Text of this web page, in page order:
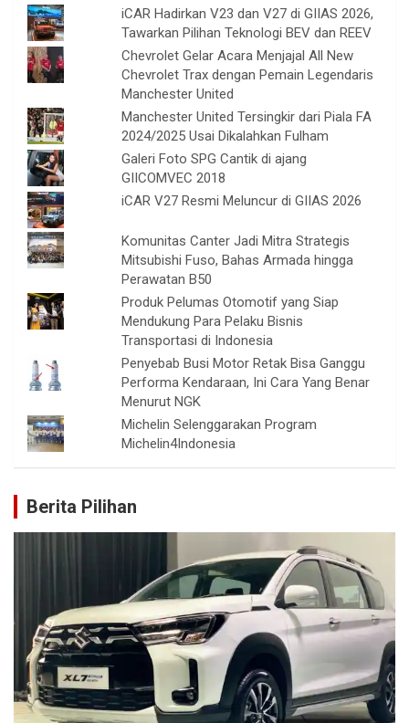
iCAR Hadirkan V23 dan V27 di GIIAS 2026,
Tawarkan Pilihan Teknologi BEV dan REEV
Chevrolet Gelar Acara Menjajal All New
Chevrolet Trax dengan Pemain Legendaris
Manchester United
Manchester United Tersingkir dari Piala FA
2024/2025 Usai Dikalahkan Fulham
Galeri Foto SPG Cantik di ajang
GIICOMVEC 2018
iCAR V27 Resmi Meluncur di GIIAS 2026
Komunitas Canter Jadi Mitra Strategis
Mitsubishi Fuso, Bahas Armada hingga
Perawatan B50
Produk Pelumas Otomotif yang Siap
Mendukung Para Pelaku Bisnis
Transportasi di Indonesia
Penyebab Busi Motor Retak Bisa Ganggu
Performa Kendaraan, Ini Cara Yang Benar
Menurut NGK
Michelin Selenggarakan Program
Michelin4Indonesia
Berita Pilihan